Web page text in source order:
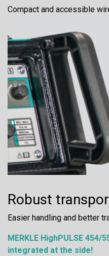
Compact and accessible
Robust
Easier handling and better
MERKLE HighPULSE
integrated at the side!